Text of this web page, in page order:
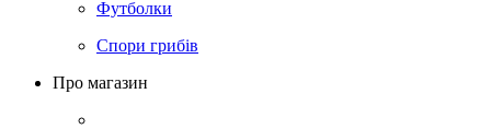
Футболки
Спори грибів
Про магазин